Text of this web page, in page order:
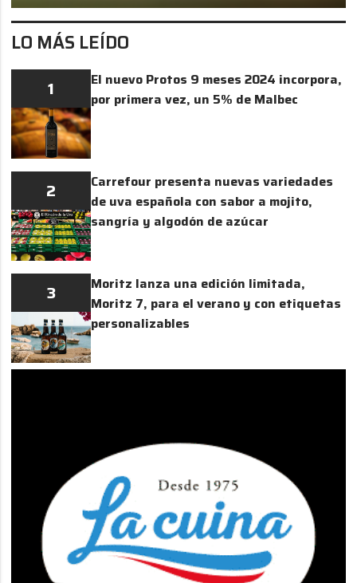
LO MÁS LEÍDO
1
El nuevo Protos 9 meses 2024 incorpora,
por primera vez, un 5% de Malbec
2
Carrefour presenta nuevas variedades
de uva española con sabor a mojito,
sangría y algodón de azúcar
3
Moritz lanza una edición limitada,
Moritz 7, para el verano y con etiquetas
personalizables